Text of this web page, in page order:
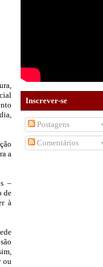
a
–
de
à
ou
Inscrever-se
Postagens
Comentários